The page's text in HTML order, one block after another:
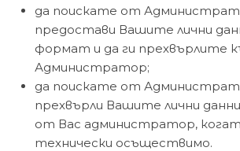
да поискате от
предостави Вашите лични
формат и да ги прехвърлите
Администратор;
да поискате от
прехвърли Вашите лични
от Вас администратор,
технически осъществимо.